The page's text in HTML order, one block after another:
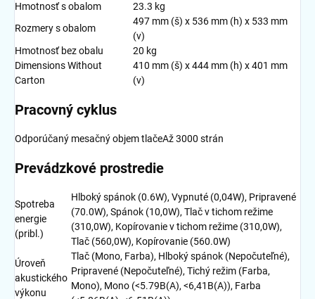
Hmotnosť s obalom
23.3 kg
Rozmery s obalom
497 mm (š) x 536 mm (h) x 533 mm
(v)
Hmotnosť bez obalu
20 kg
Dimensions Without
Carton
410 mm (š) x 444 mm (h) x 401 mm
(v)
Pracovný cyklus
Odporúčaný mesačný objem tlačeAž 3000 strán
Prevádzkové prostredie
Spotreba
energie
(pribl.)
Hlboký spánok (0.6W), Vypnuté (0,04W), Pripravené
(70.0W), Spánok (10,0W), Tlač v tichom režime
(310,0W), Kopírovanie v tichom režime (310,0W),
Tlač (560,0W), Kopírovanie (560.0W)
Úroveň
akustického
výkonu
Tlač (Mono, Farba), Hlboký spánok (Nepočuteľné),
Pripravené (Nepočuteľné), Tichý režim (Farba,
Mono), Mono (<5.79B(A), <6,41B(A)), Farba